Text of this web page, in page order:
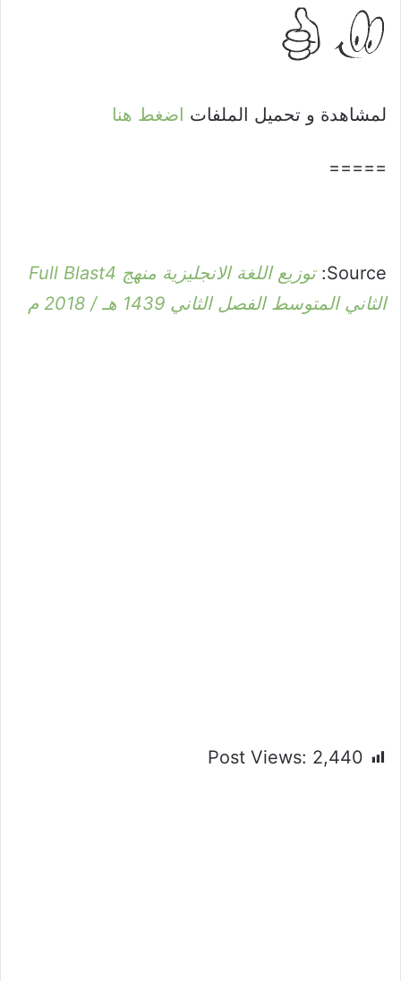
لمشاهدة و تحميل الملفات اضغط هنا
=====
Source:
توزيع اللغة الانجليزية منهج Full Blast4
الثاني المتوسط الفصل الثاني 1439 هـ / 2018 م
Post Views: 2,440